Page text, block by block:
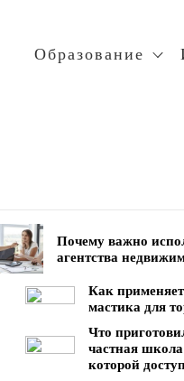
Образование
Почему важно
агентства
Как
мастика для
Что
частная
которой